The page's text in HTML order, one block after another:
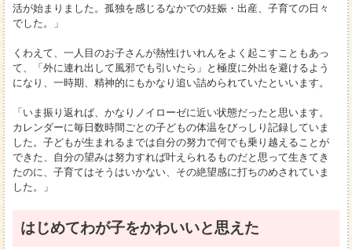
活が始まりました。孤独を感じるなかでの妊娠・出産、子育ての日々
でした。」
くわえて、一人目のお子さんが熱性けいれんをよく起こすこともあっ
て、「外に連れ出して風邪でも引いたら」と極度に外出を避けるよう
になり、一時期、精神的にもかなり追い詰められていたといいます。
「いま振り返れば、かなりノイローゼに近い状態だったと思います。
カレンダーに毎日数時間ごとの子どもの体温をびっしり記録していま
した。子どもが生まれるまでは自分の努力で何でも乗り越えることが
できた、自分の望みは努力すれば叶えられるものだと思って生きてき
たのに、子育てはそうはいかない、その絶望感に打ちのめされていま
した。」
はじめてわが子をかわいいと思えた